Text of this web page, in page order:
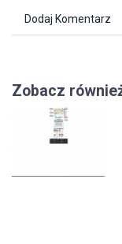
Dodaj Komentarz
Zobacz